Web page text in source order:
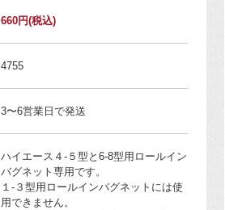
660円(税込)
4755
3〜6営業日で発送
ハイエース４-５型と6-8型用ロールイン
バグネット専用です。
１-３型用ロールインバグネットには使
用できません。